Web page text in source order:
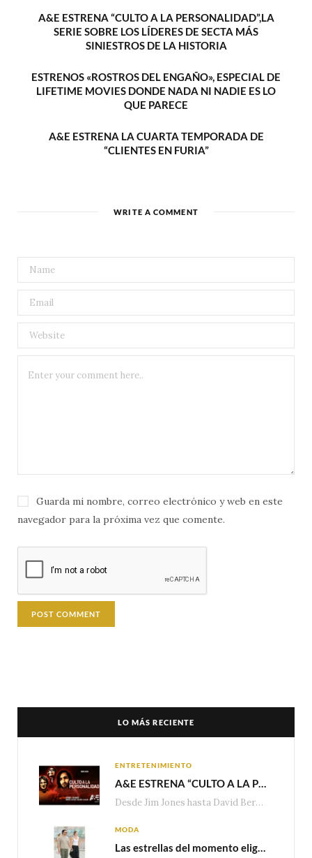
A&E ESTRENA “CULTO A LA PERSONALIDAD”,LA
SERIE SOBRE LOS LÍDERES DE SECTA MÁS
SINIESTROS DE LA HISTORIA
ESTRENOS «ROSTROS DEL ENGAÑO», ESPECIAL DE
LIFETIME MOVIES DONDE NADA NI NADIE ES LO
QUE PARECE
A&E ESTRENA LA CUARTA TEMPORADA DE
“CLIENTES EN FURIA”
WRITE A COMMENT
Guarda mi nombre, correo electrónico y web en este
navegador para la próxima vez que comente.
LO MÁS RECIENTE
ENTRETENIMIENTO
Desde Jim Jones hasta David Berg, la producción recorre en seis episodios cómo el carisma,…
MODA